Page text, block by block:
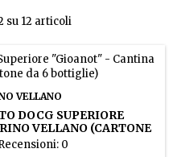
su 12 articoli
VELLANO
DOCG SUPERIORE
VELLANO (CARTONE
0